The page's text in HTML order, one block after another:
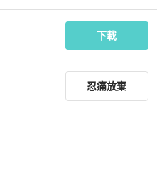
下載
忍痛放棄